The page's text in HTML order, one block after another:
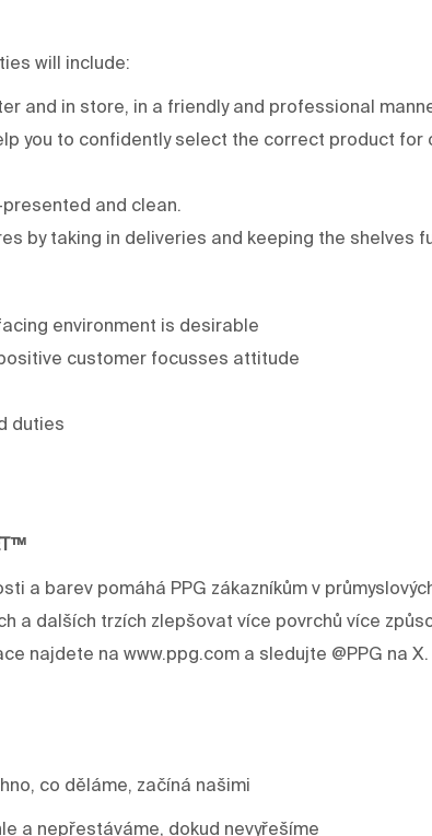
will include:
and in store, in a friendly and professional
you to confidently select the correct product for
and clean.
by taking in deliveries and keeping the shelves
environment is desirable
customer focusses attitude
duties
a barev pomáhá PPG zákazníkům v
a dalších trzích zlepšovat více povrchů více
najdete na www.ppg.com a sledujte @PPG na X.
co děláme, začíná našimi
a nepřestáváme, dokud nevyřešíme